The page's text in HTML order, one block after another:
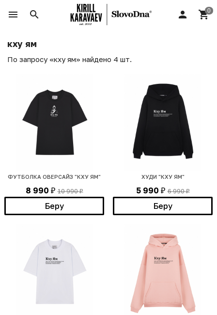
кху ям
По запросу «кху ям» найдено 4 шт.
ФУТБОЛКА ОВЕРСАЙЗ "КХУ ЯМ"
8 990 ₽ 10 990₽
Беру
ХУДИ "КХУ ЯМ"
5 990 ₽ 6 990₽
Беру